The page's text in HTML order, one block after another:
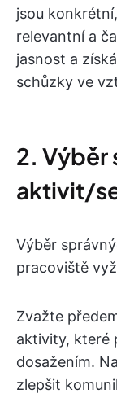
jsou
relevantní a
jasnost a
schůzky ve
2. Výběr
aktivit/
Výběr
pracoviště
Zvažte
aktivity, které
dosažením.
zlepšit